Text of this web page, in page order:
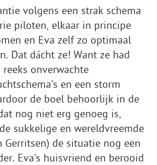
volgens een strak schema
piloten, elkaar in principe
en Eva zelf zo optimaal
Dat dácht ze! Want ze had
onverwachte
en een storm
de boel behoorlijk in de
nog niet erg genoeg is,
sukkelige en wereldvreemde
Gerritsen) de situatie nog een
Eva’s huisvriend en berooid